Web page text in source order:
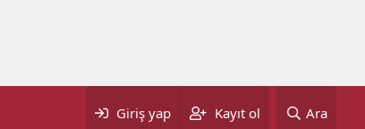
Giriş yap Kayıt ol Ara